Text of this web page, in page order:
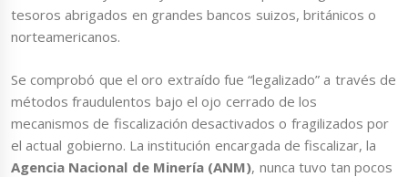
tesoros abrigados en grandes bancos suizos, británicos o
norteamericanos.
Se comprobó que el oro extraído fue “legalizado” a través de
métodos fraudulentos bajo el ojo cerrado de los
mecanismos de fiscalización desactivados o fragilizados por
el actual gobierno. La institución encargada de fiscalizar, la
Agencia Nacional de Minería (ANM), nunca tuvo tan pocos